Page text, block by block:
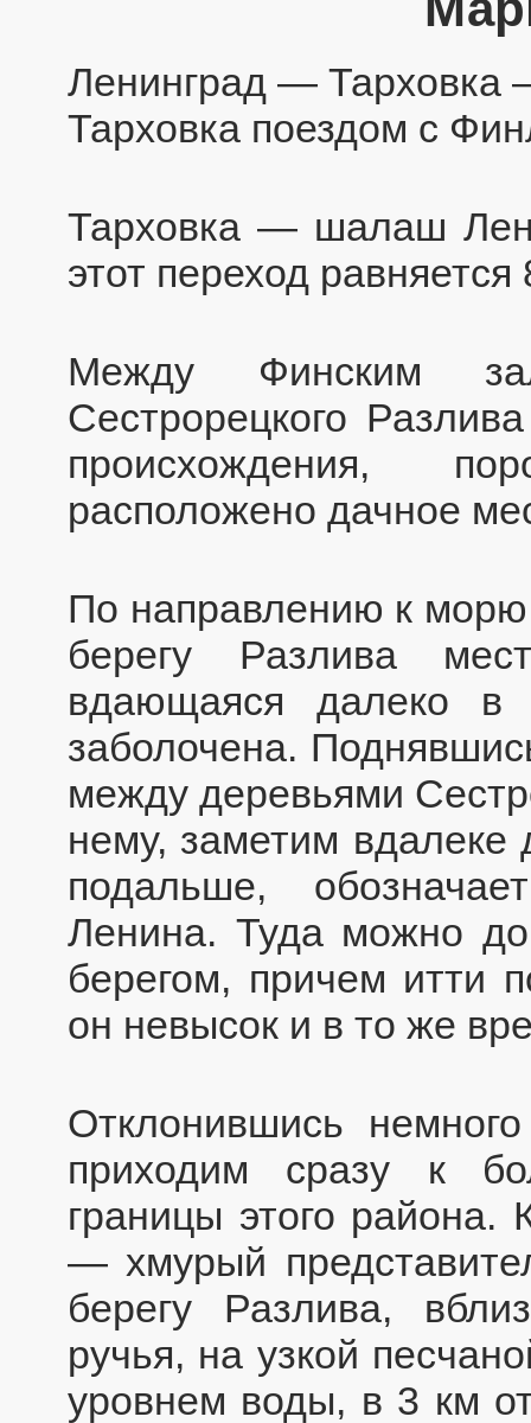
Ленинград —
Тарховка поездом с
Тарховка — шалаш
этот переход равняется
Между Финским
Сестрорецкого
происхождения,
расположено дачное
По направлению к
берегу Разлива
вдающаяся далеко в
заболочена.
между деревьями
нему, заметим
подальше,
Ленина. Туда можно
берегом, причем итти
он невысок и в то же
Отклонившись
приходим сразу к
границы этого района.
— хмурый
берегу Разлива,
ручья, на узкой
уровнем воды, в 3 км